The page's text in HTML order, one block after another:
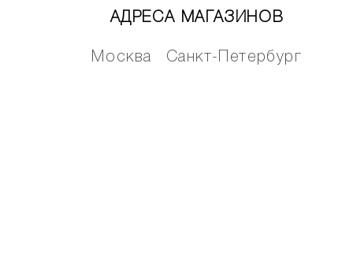
АДРЕСА МАГАЗИНОВ
Москва Санкт-Петербург